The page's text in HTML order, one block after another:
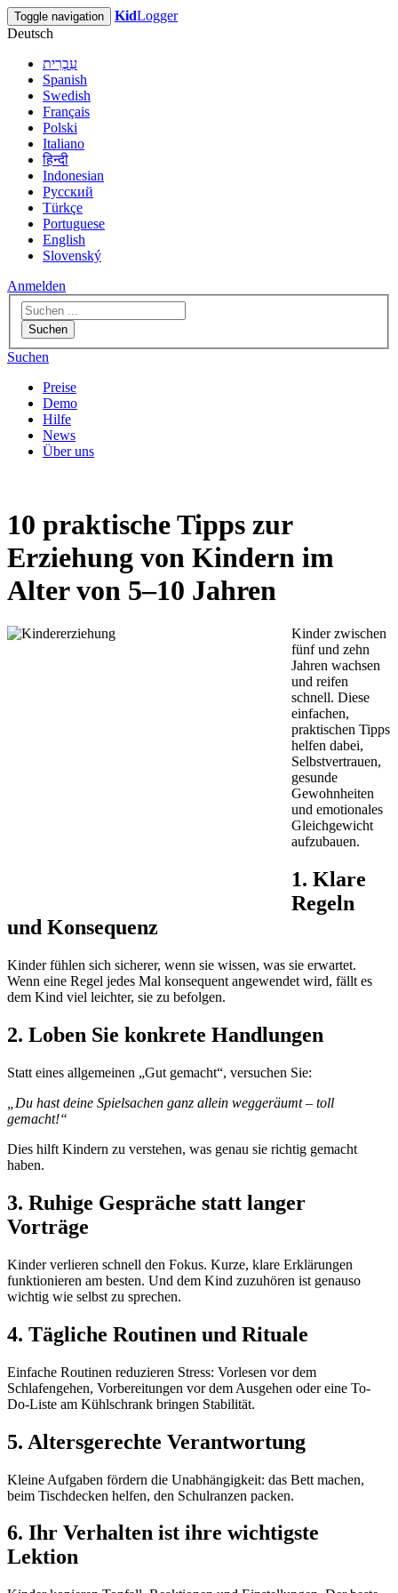
Toggle navigation KidLogger
Deutsch
עִבְרִית
Spanish
Swedish
Français
Polski
Italiano
हिन्दी
Indonesian
Русский
Türkçe
Portuguese
English
Slovenský
Anmelden
Suchen
Suchen
Preise
Demo
Hilfe
News
Über uns
10 praktische Tipps zur
Erziehung von Kindern im
Alter von 5–10 Jahren
Kinder zwischen
fünf und zehn
Jahren wachsen
und reifen
schnell. Diese
einfachen,
praktischen Tipps
helfen dabei,
Selbstvertrauen,
gesunde
Gewohnheiten
und emotionales
Gleichgewicht
aufzubauen.
1. Klare
Regeln
und Konsequenz
Kinder fühlen sich sicherer, wenn sie wissen, was sie erwartet.
Wenn eine Regel jedes Mal konsequent angewendet wird, fällt es
dem Kind viel leichter, sie zu befolgen.
2. Loben Sie konkrete Handlungen
Statt eines allgemeinen „Gut gemacht“, versuchen Sie:
„Du hast deine Spielsachen ganz allein weggeräumt – toll
gemacht!“
Dies hilft Kindern zu verstehen, was genau sie richtig gemacht
haben.
3. Ruhige Gespräche statt langer
Vorträge
Kinder verlieren schnell den Fokus. Kurze, klare Erklärungen
funktionieren am besten. Und dem Kind zuzuhören ist genauso
wichtig wie selbst zu sprechen.
4. Tägliche Routinen und Rituale
Einfache Routinen reduzieren Stress: Vorlesen vor dem
Schlafengehen, Vorbereitungen vor dem Ausgehen oder eine To-
Do-Liste am Kühlschrank bringen Stabilität.
5. Altersgerechte Verantwortung
Kleine Aufgaben fördern die Unabhängigkeit: das Bett machen,
beim Tischdecken helfen, den Schulranzen packen.
6. Ihr Verhalten ist ihre wichtigste
Lektion